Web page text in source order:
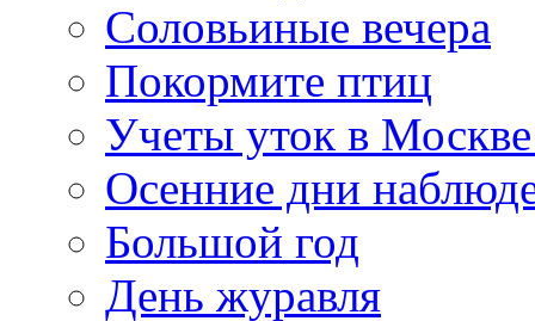
Соловьиные вечера
Покормите птиц
Учеты уток в
Осенние дни
Большой год
День журавля